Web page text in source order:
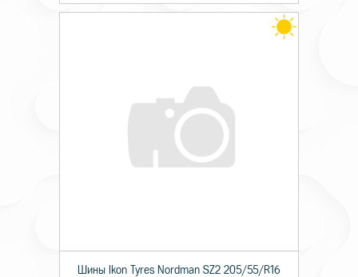
Шины Ikon Tyres Nordman SZ2 205/55/R16